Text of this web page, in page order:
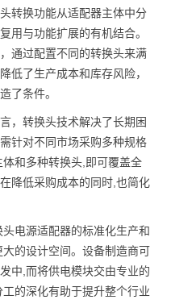
转换功能从适配器主体中分
用与功能扩展的有机结合。
通过配置不同的转换头来满
低了生产成本和库存风险，
了条件。
，转换头技术解决了长期困
针对不同市场采购多种规格
和多种转换头,即可覆盖全
降低采购成本的同时,也简化
电源适配器的标准化生产和
的设计空间。设备制造商可
中,而将供电模块交由专业的
的深化有助于提升整个行业